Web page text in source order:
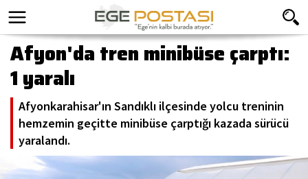
Afyon'da tren minibüse çarptı:
1 yaralı
Afyonkarahisar'ın Sandıklı ilçesinde yolcu treninin
hemzemin geçitte minibüse çarptığı kazada sürücü
yaralandı.